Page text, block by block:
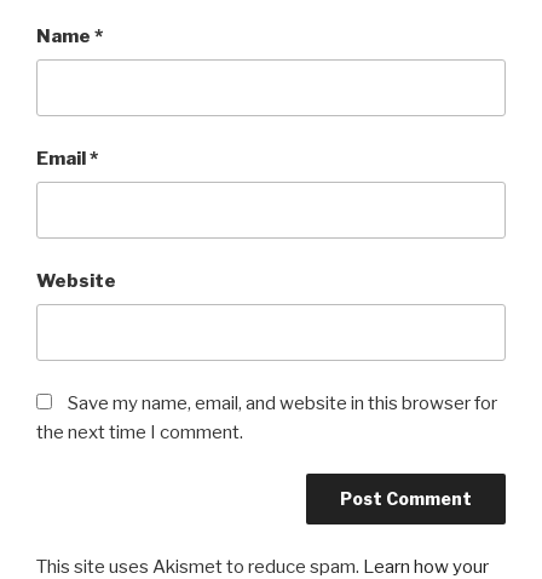
Name *
Email*
Website
Save my name, email, and website in this browser for
the next time I comment.
This site uses Akismet to reduce spam. Learn how your